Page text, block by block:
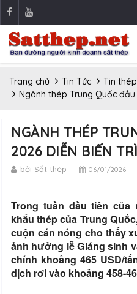
Trang chủ Tin Tức
Tin
Ngành thép Trung Quốc
NGÀNH THÉP
2026 DIỄN BIẾN
bởi Sắt thép 06/01/2026
Trong tuần đầu tiên của
khẩu thép của Trung
cuộn cán nóng cho thấy
ảnh hưởng lễ Giáng sinh
chính khoảng 465 USD/
dịch rơi vào khoảng 458-